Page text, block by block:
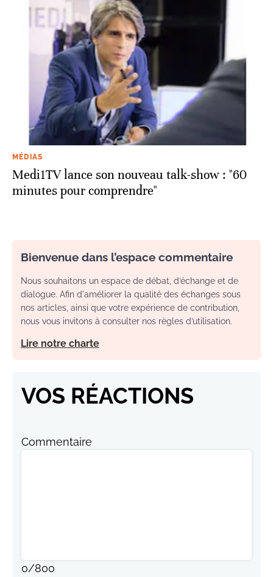
MÉDIAS
Medi1TV lance son nouveau talk-show : "60
minutes pour comprendre"
Bienvenue dans l’espace commentaire
Nous souhaitons un espace de débat, d’échange et de
dialogue. Afin d'améliorer la qualité des échanges sous
nos articles, ainsi que votre expérience de contribution,
nous vous invitons à consulter nos règles d’utilisation.
Lire notre charte
VOS RÉACTIONS
Commentaire
0/800